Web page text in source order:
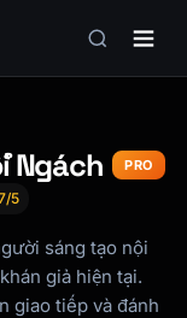
Ngách PRO
/5
sáng tạo nội
giả hiện tại.
giao tiếp và đánh